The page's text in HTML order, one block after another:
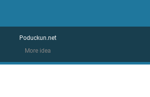
Poduckun.net
More idea